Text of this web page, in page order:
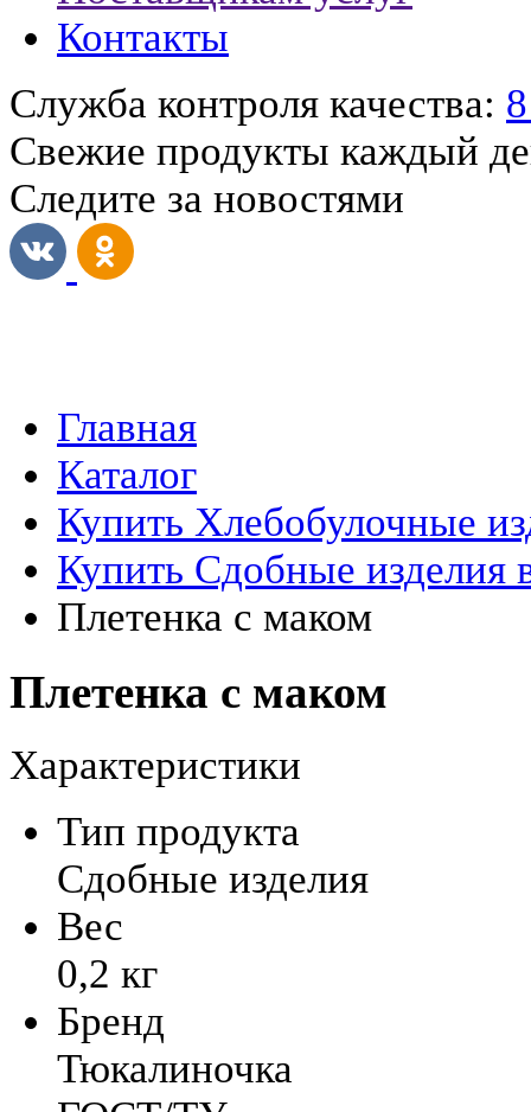
Контакты
Служба контроля качества:
Свежие продукты каждый
Следите за новостями
Главная
Каталог
Купить Хлебобулочные
Купить Сдобные изделия
Плетенка c маком
Плетенка c маком
Характеристики
Тип продукта
Сдобные изделия
Вес
0,2 кг
Бренд
Тюкалиночка